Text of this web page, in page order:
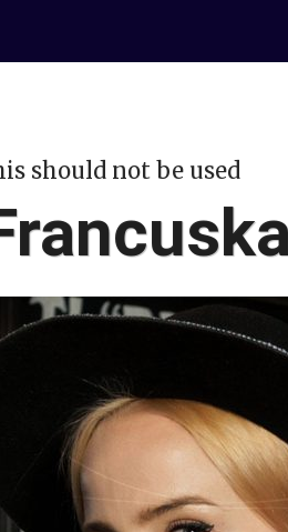
should not be used